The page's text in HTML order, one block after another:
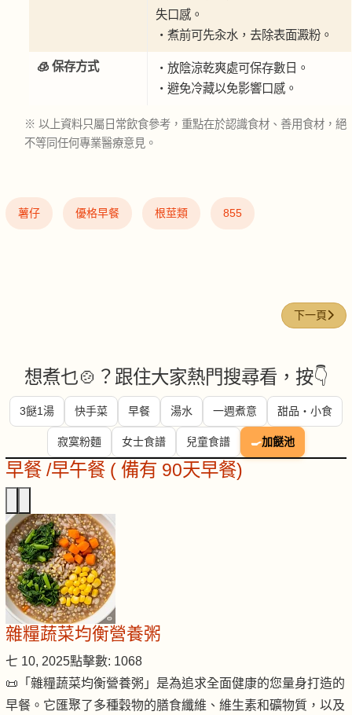
失口感。
・煮前可先汆水，去除表面澱粉。
🧊 保存方式
・放陰涼乾爽處可保存數日。
・避免冷藏以免影響口感。
※ 以上資料只屬日常飲食參考，重點在於認識食材、善用食材，絕
不等同任何專業醫療意見。
薯仔 優格早餐 根莖類 855
下一篇文
下一頁
想煮乜🍲？跟住大家熱門搜尋看，按👇
3餸1湯 快手菜 早餐 湯水 一週煮意 甜品・小食
寂寞粉麵 女士食譜 兒童食譜 🍳加餸池
早餐 /早午餐 ( 備有 90天早餐)
雜糧蔬菜均衡營養粥
七 10, 2025點擊數: 1068
📜「雜糧蔬菜均衡營養粥」是為追求全面健康的您量身打造的
早餐。它匯聚了多種穀物的膳食纖維、維生素和礦物質，以及